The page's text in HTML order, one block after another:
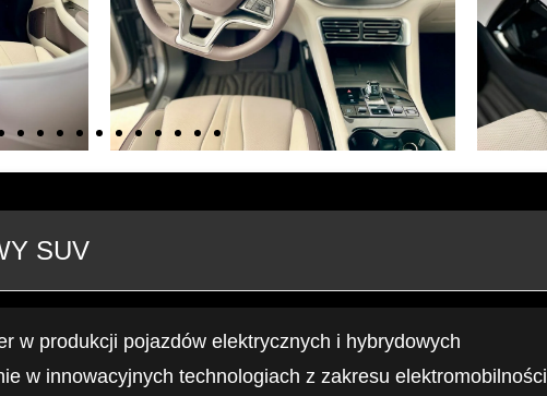
SUV
w produkcji pojazdów elektrycznych i hybrydowych
w innowacyjnych technologiach z zakresu elektromobilności